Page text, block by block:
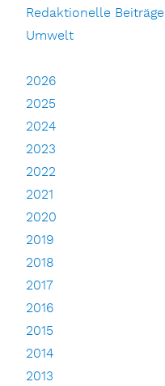
Redaktionelle Beiträge
Umwelt
2026
2025
2024
2023
2022
2021
2020
2019
2018
2017
2016
2015
2014
2013